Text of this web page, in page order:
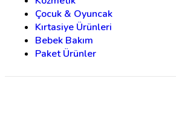
Çocuk & Oyuncak
Kırtasiye Ürünleri
Bebek Bakım
Paket Ürünler